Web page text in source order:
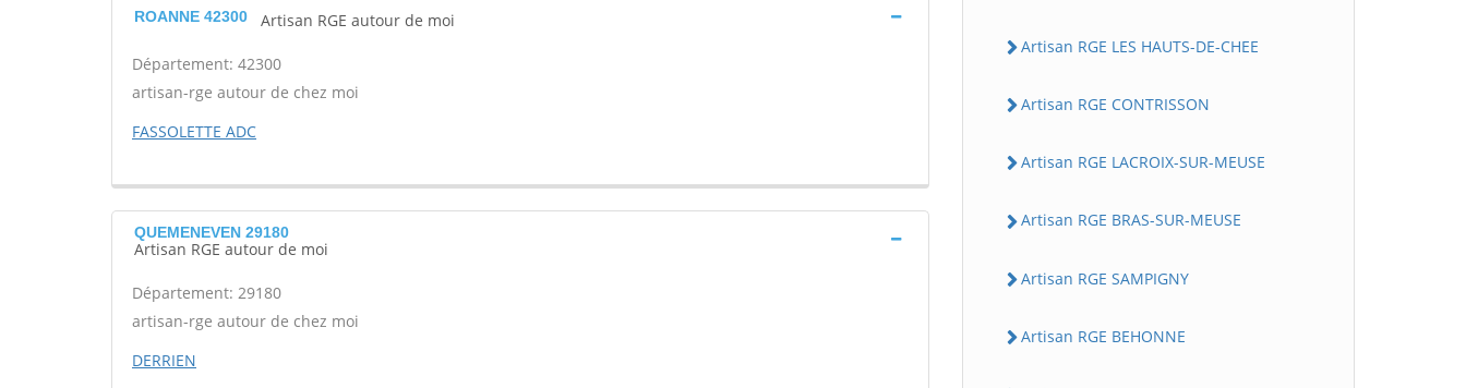
ROANNE 42300 Artisan RGE autour de moi
Département: 42300
artisan-rge autour de chez moi
FASSOLETTE ADC
QUEMENEVEN 29180
Artisan RGE autour de moi
Département: 29180
artisan-rge autour de chez moi
DERRIEN
Artisan RGE LES HAUTS-DE-CHEE
Artisan RGE CONTRISSON
Artisan RGE LACROIX-SUR-MEUSE
Artisan RGE BRAS-SUR-MEUSE
Artisan RGE SAMPIGNY
Artisan RGE BEHONNE